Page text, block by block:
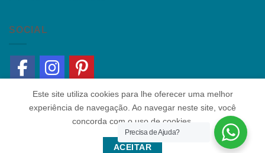
SOCIAL
Política de Privacidade
Contato
Copyright 2026 ©Colaborar Educacional
Precisa de Ajuda?
Este site utiliza cookies para lhe oferecer uma melhor
experiência de navegação. Ao navegar neste site, você
concorda com o uso de cookies.
ACEITAR